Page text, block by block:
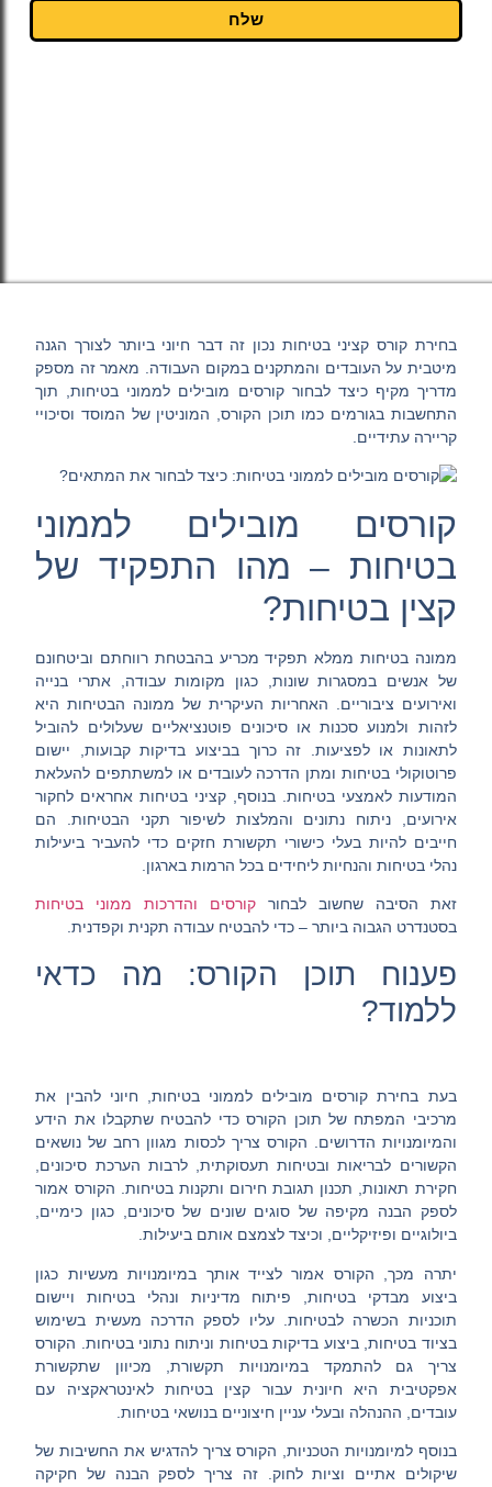
שלח
בחירת קורס קציני בטיחות נכון זה דבר חיוני ביותר לצורך הגנה
מיטבית על העובדים והמתקנים במקום העבודה. מאמר זה מספק
מדריך מקיף כיצד לבחור קורסים מובילים לממוני בטיחות, תוך
התחשבות בגורמים כמו תוכן הקורס, המוניטין של המוסד וסיכויי
קריירה עתידיים.
קורסים מובילים לממוני
בטיחות – מהו התפקיד של
קצין בטיחות?
ממונה בטיחות ממלא תפקיד מכריע בהבטחת רווחתם וביטחונם
של אנשים במסגרות שונות, כגון מקומות עבודה, אתרי בנייה
ואירועים ציבוריים. האחריות העיקרית של ממונה הבטיחות היא
לזהות ולמנוע סכנות או סיכונים פוטנציאליים שעלולים להוביל
לתאונות או לפציעות. זה כרוך בביצוע בדיקות קבועות, יישום
פרוטוקולי בטיחות ומתן הדרכה לעובדים או למשתתפים להעלאת
המודעות לאמצעי בטיחות. בנוסף, קציני בטיחות אחראים לחקור
אירועים, ניתוח נתונים והמלצות לשיפור תקני הבטיחות. הם
חייבים להיות בעלי כישורי תקשורת חזקים כדי להעביר ביעילות
נהלי בטיחות והנחיות ליחידים בכל הרמות בארגון.
זאת הסיבה שחשוב לבחור קורסים והדרכות ממוני בטיחות
בסטנדרט הגבוה ביותר – כדי להבטיח עבודה תקנית וקפדנית.
פענוח תוכן הקורס: מה כדאי
ללמוד?
בעת בחירת קורסים מובילים לממוני בטיחות, חיוני להבין את
מרכיבי המפתח של תוכן הקורס כדי להבטיח שתקבלו את הידע
והמיומנויות הדרושים. הקורס צריך לכסות מגוון רחב של נושאים
הקשורים לבריאות ובטיחות תעסוקתית, לרבות הערכת סיכונים,
חקירת תאונות, תכנון תגובת חירום ותקנות בטיחות. הקורס אמור
לספק הבנה מקיפה של סוגים שונים של סיכונים, כגון כימיים,
ביולוגיים ופיזיקליים, וכיצד לצמצם אותם ביעילות.
יתרה מכך, הקורס אמור לצייד אותך במיומנויות מעשיות כגון
ביצוע מבדקי בטיחות, פיתוח מדיניות ונהלי בטיחות ויישום
תוכניות הכשרה לבטיחות. עליו לספק הדרכה מעשית בשימוש
בציוד בטיחות, ביצוע בדיקות בטיחות וניתוח נתוני בטיחות. הקורס
צריך גם להתמקד במיומנויות תקשורת, מכיוון שתקשורת
אפקטיבית היא חיונית עבור קצין בטיחות לאינטראקציה עם
עובדים, ההנהלה ובעלי עניין חיצוניים בנושאי בטיחות.
בנוסף למיומנויות הטכניות, הקורס צריך להדגיש את החשיבות של
שיקולים אתיים וציות לחוק. זה צריך לספק הבנה של חקיקה